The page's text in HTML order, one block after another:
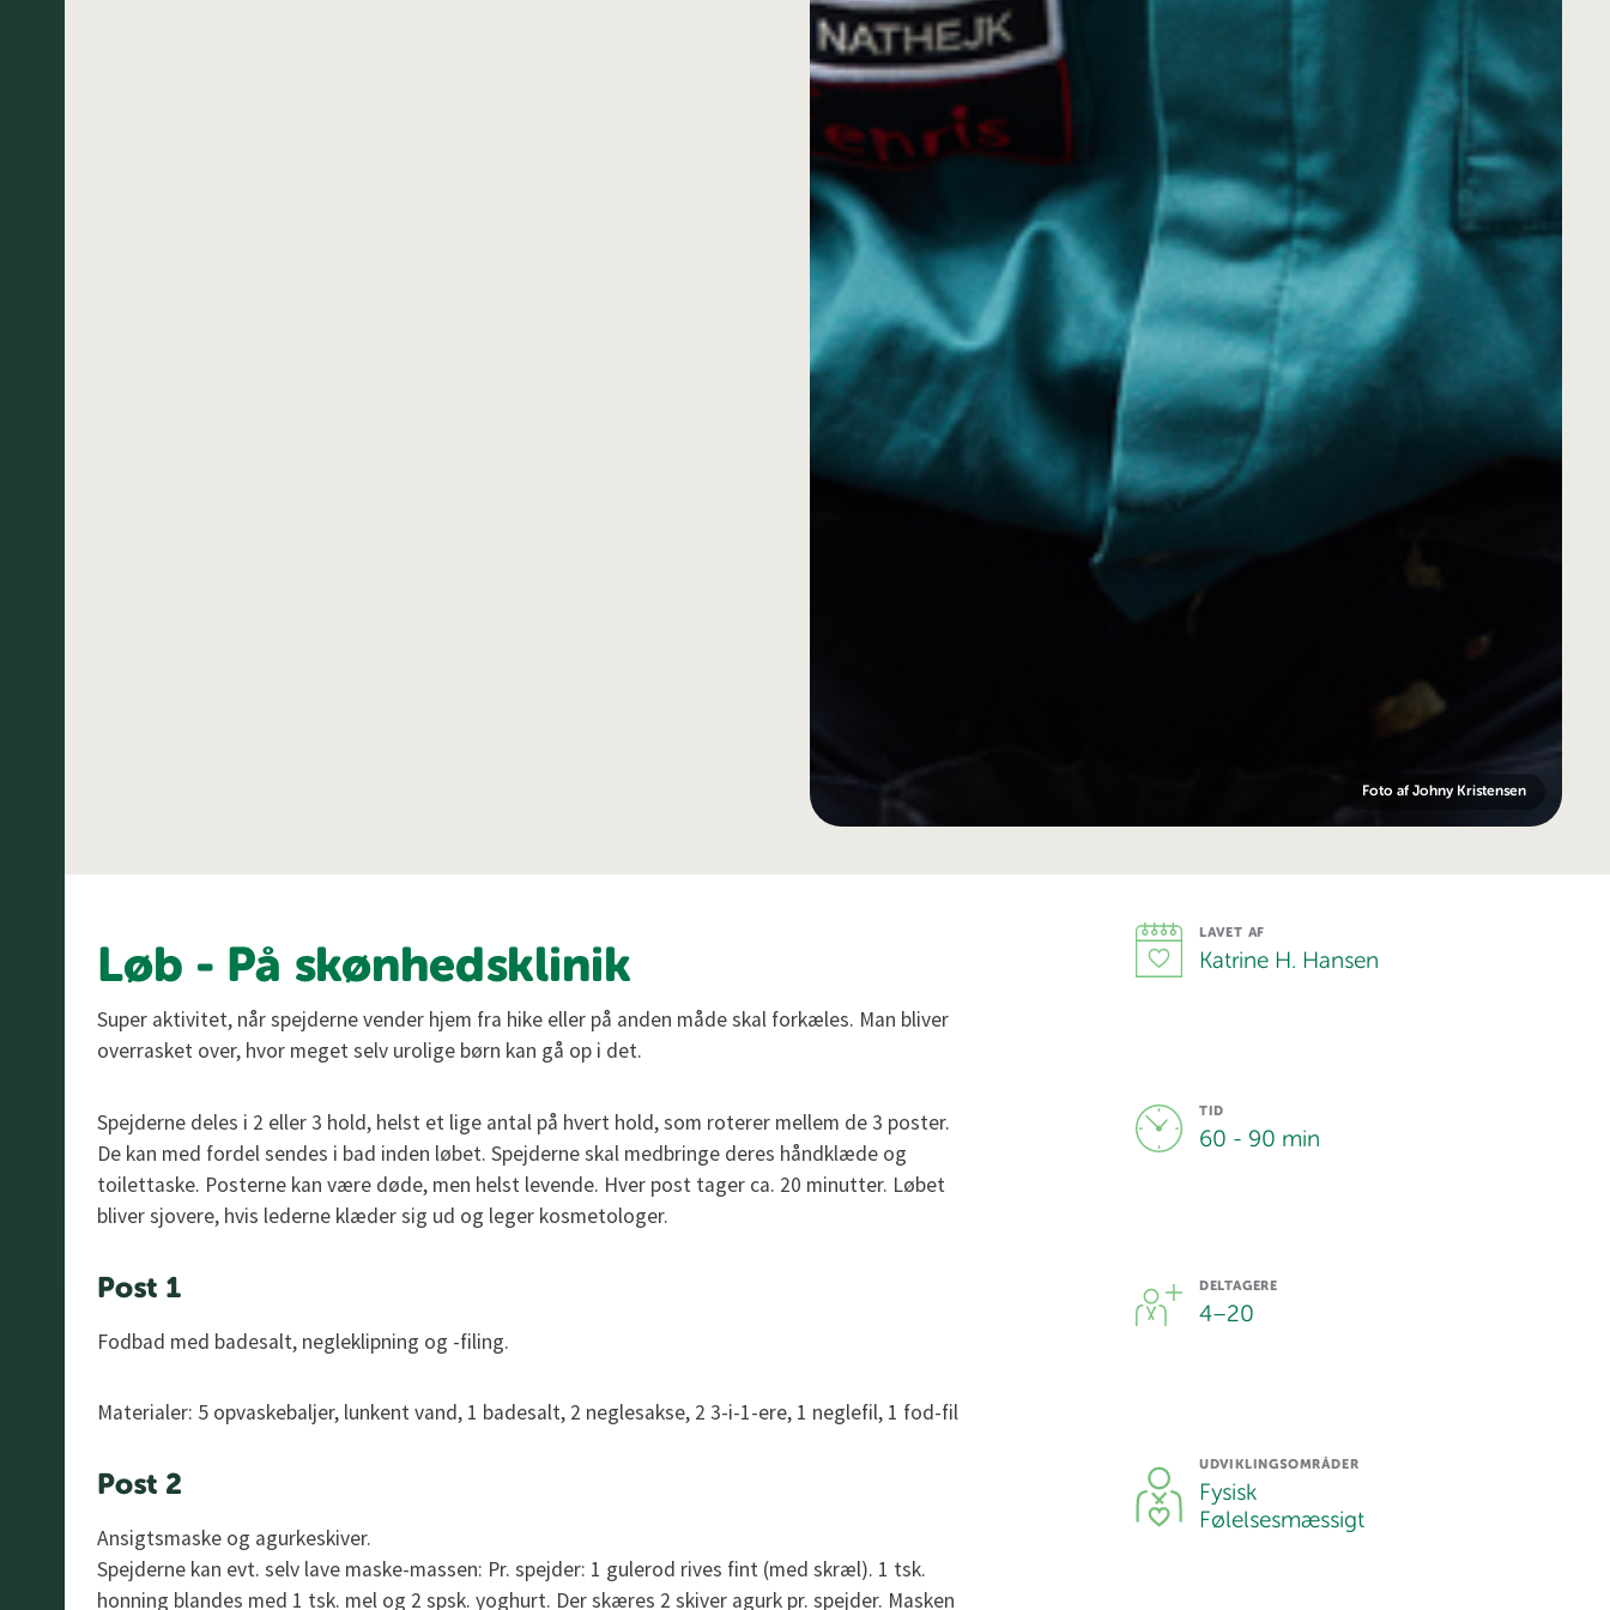
Foto af Johny Kristensen
Løb - På skønhedsklinik
Super aktivitet, når spejderne vender hjem fra hike eller på anden måde skal forkæles. Man bliver
overrasket over, hvor meget selv urolige børn kan gå op i det.
Spejderne deles i 2 eller 3 hold, helst et lige antal på hvert hold, som roterer mellem de 3 poster.
De kan med fordel sendes i bad inden løbet. Spejderne skal medbringe deres håndklæde og
toilettaske. Posterne kan være døde, men helst levende. Hver post tager ca. 20 minutter. Løbet
bliver sjovere, hvis lederne klæder sig ud og leger kosmetologer.
Post 1
Fodbad med badesalt, negleklipning og -filing.
Materialer: 5 opvaskebaljer, lunkent vand, 1 badesalt, 2 neglesakse, 2 3-i-1-ere, 1 neglefil, 1 fod-fil
Post 2
Ansigtsmaske og agurkeskiver.
Spejderne kan evt. selv lave maske-massen: Pr. spejder: 1 gulerod rives fint (med skræl). 1 tsk.
honning blandes med 1 tsk. mel og 2 spsk. yoghurt. Der skæres 2 skiver agurk pr. spejder. Masken
LAVET AF
Katrine H. Hansen
TID
60 - 90 min
DELTAGERE
4–20
UDVIKLINGSOMRÅDER
Fysisk
Følelsesmæssigt